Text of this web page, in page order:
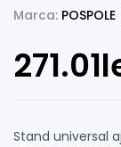
Marca: POSPOLE
271.01
Stand universal